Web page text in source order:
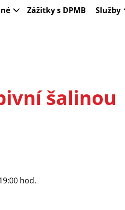
Zážitky s DPMB Služby
šalinou
hod.